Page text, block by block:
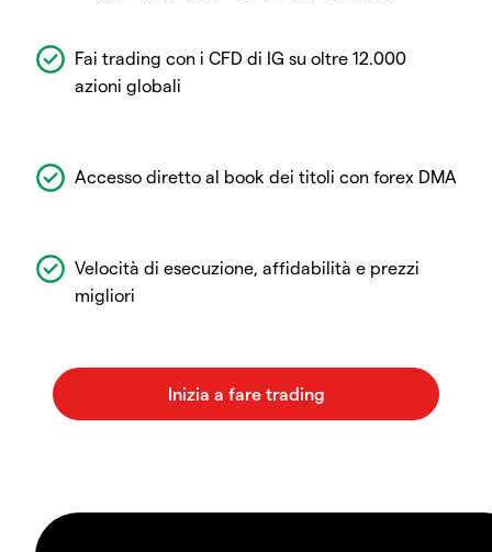
Fai trading con i CFD di IG su oltre 12.000
azioni globali
Accesso diretto al book dei titoli con forex DMA
Velocità di esecuzione, affidabilità e prezzi
migliori